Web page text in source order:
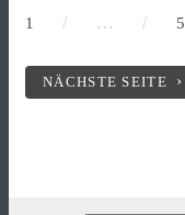
1 / … / 5
NÄCHSTE SEITE